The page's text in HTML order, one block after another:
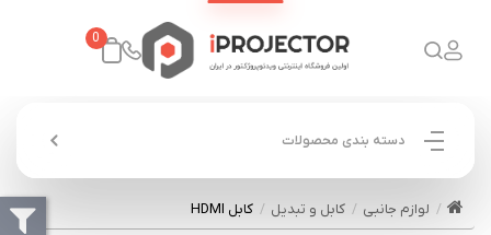
0
دسته بندی محصولات
لوازم جانبی کابل و تبدیل کابل HDMI